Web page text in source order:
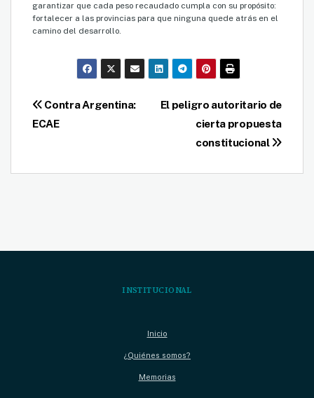
garantizar que cada peso recaudado cumpla con su propósito:
fortalecer a las provincias para que ninguna quede atrás en el
camino del desarrollo.
Navegación
de
entradas
El peligro autoritario de
cierta propuesta
constitucional
Contra Argentina:
ECAE
INSTITUCIONAL
Inicio
¿Quiénes somos?
Memorias